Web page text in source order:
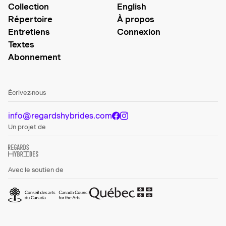
Collection
Répertoire
Entretiens
Textes
Abonnement
English
À propos
Connexion
Écrivez-nous
info@regardshybrides.com
Un projet de
Avec le soutien de